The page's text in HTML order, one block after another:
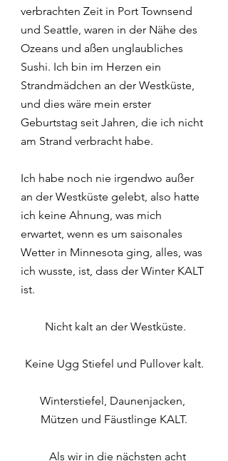
verbrachten Zeit in Port Townsend
und Seattle, waren in der Nähe des
Ozeans und aßen unglaubliches
Sushi. Ich bin im Herzen ein
Strandmädchen an der Westküste,
und dies wäre mein erster
Geburtstag seit Jahren, die ich nicht
am Strand verbracht habe.
Ich habe noch nie irgendwo außer
an der Westküste gelebt, also hatte
ich keine Ahnung, was mich
erwartet, wenn es um saisonales
Wetter in Minnesota ging, alles, was
ich wusste, ist, dass der Winter KALT
ist.
Nicht kalt an der Westküste.
Keine Ugg Stiefel und Pullover kalt.
Winterstiefel, Daunenjacken,
Mützen und Fäustlinge KALT.